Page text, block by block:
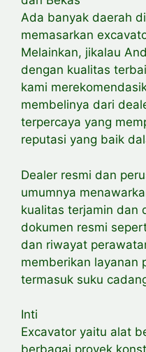
Ada banyak daerah
memasarkan
Melainkan, jikalau
dengan kualitas
kami
membelinya dari
terpercaya yang
reputasi yang baik
Dealer resmi dan
umumnya
kualitas terjamin dan
dokumen resmi
dan riwayat
memberikan layanan
termasuk suku
Inti
Excavator yaitu alat